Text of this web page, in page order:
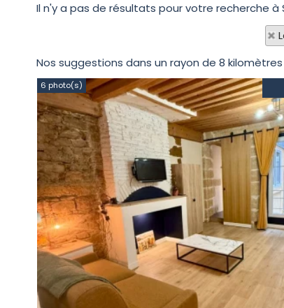
Il n'y a pas de résultats pour votre recherche à
Nos suggestions dans un rayon de 8 kilomètres
6 photo(s)